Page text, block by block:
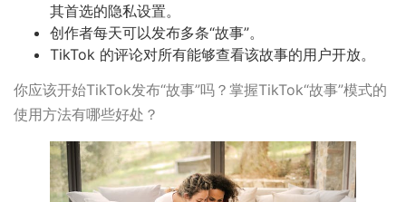
其首选的隐私设置。
创作者每天可以发布多条“故事”。
TikTok 的评论对所有能够查看该故事的用户开放。
你应该开始TikTok发布“故事”吗？掌握TikTok“故事”模式的
使用方法有哪些好处？